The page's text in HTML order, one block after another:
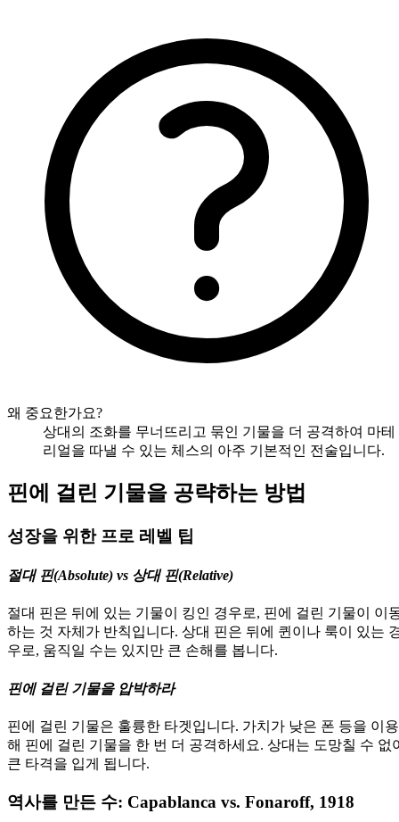
왜 중요한가요?
상대의 조화를 무너뜨리고 묶인 기물을 더 공격하여 마테
리얼을 따낼 수 있는 체스의 아주 기본적인 전술입니다.
핀에 걸린 기물을 공략하는 방법
성장을 위한 프로 레벨 팁
절대 핀(Absolute) vs 상대 핀(Relative)
절대 핀은 뒤에 있는 기물이 킹인 경우로, 핀에 걸린 기물이 이
하는 것 자체가 반칙입니다. 상대 핀은 뒤에 퀸이나 룩이 있는
우로, 움직일 수는 있지만 큰 손해를 봅니다.
핀에 걸린 기물을 압박하라
핀에 걸린 기물은 훌륭한 타겟입니다. 가치가 낮은 폰 등을 이용
해 핀에 걸린 기물을 한 번 더 공격하세요. 상대는 도망칠 수 없
큰 타격을 입게 됩니다.
역사를 만든 수: Capablanca vs. Fonaroff, 1918